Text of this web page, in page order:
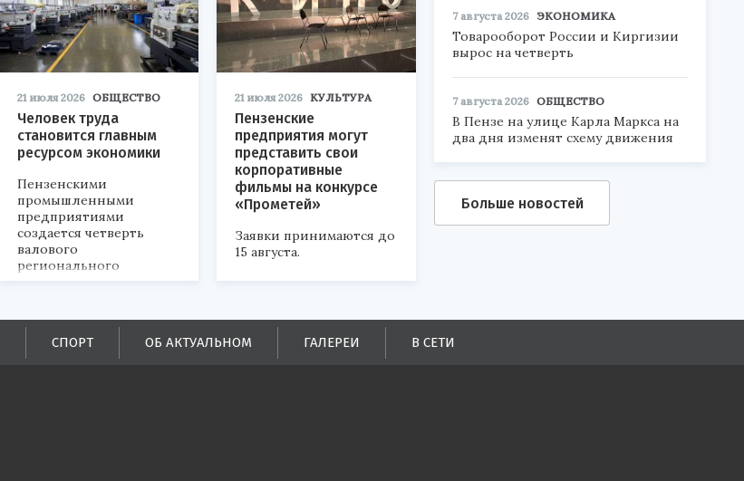
21 июля 2026 ОБЩЕСТВО
Человек труда
становится главным
ресурсом экономики
Пензенскими
промышленными
предприятиями
создается четверть
валового
регионального
продукта и
поступлений в
бюджеты всех уровней.
21 июля 2026 КУЛЬТУРА
Пензенские
предприятия могут
представить свои
корпоративные
фильмы на конкурсе
«Прометей»
Заявки принимаются до
15 августа.
7 августа 2026 ЭКОНОМИКА
Товарооборот России и Киргизии
вырос на четверть
7 августа 2026 ОБЩЕСТВО
В Пензе на улице Карла Маркса на
два дня изменят схему движения
Больше новостей
СПОРТ ОБ АКТУАЛЬНОМ ГАЛЕРЕИ В СЕТИ